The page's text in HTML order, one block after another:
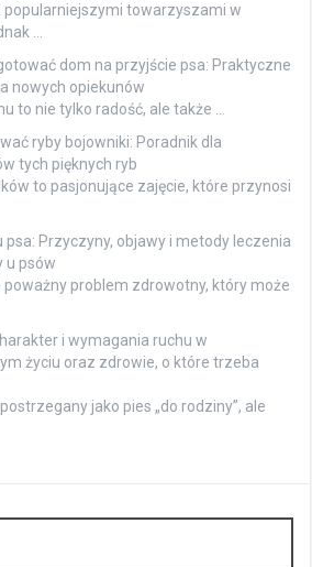
popularniejszymi towarzyszami w
…
dom na przyjście psa: Praktyczne
nowych opiekunów
to nie tylko radość, ale także …
ryby bojowniki: Poradnik dla
tych pięknych ryb
to pasjonujące zajęcie, które przynosi
psa: Przyczyny, objawy i metody leczenia
u psów
poważny problem zdrowotny, który może
i wymagania ruchu w
życiu oraz zdrowie, o które trzeba
jako pies „do rodziny”, ale